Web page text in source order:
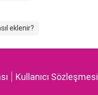
eklenir?
Kullanıcı Sözleşmesi